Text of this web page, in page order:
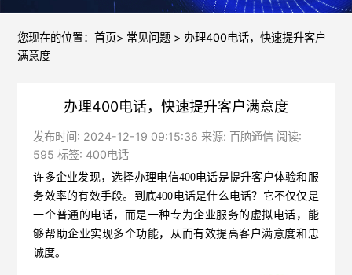
您现在的位置： 首页> 常见问题> 办理400电话，快速提升客户
满意度
办理400电话，快速提升客户满意度
发布时间: 2024-12-19 09:15:36 来源: 百脑通信 阅读:
595 标签: 400电话
许多企业发现，选择办理 电信400电话是提升客户体验和服
务效率的有效手段。到底400电话是什么电话？它不仅仅是
一个普通的电话，而是一种专为企业服务的虚拟电话，能
够帮助企业实现多个功能，从而有效提高客户满意度和忠
诚度。